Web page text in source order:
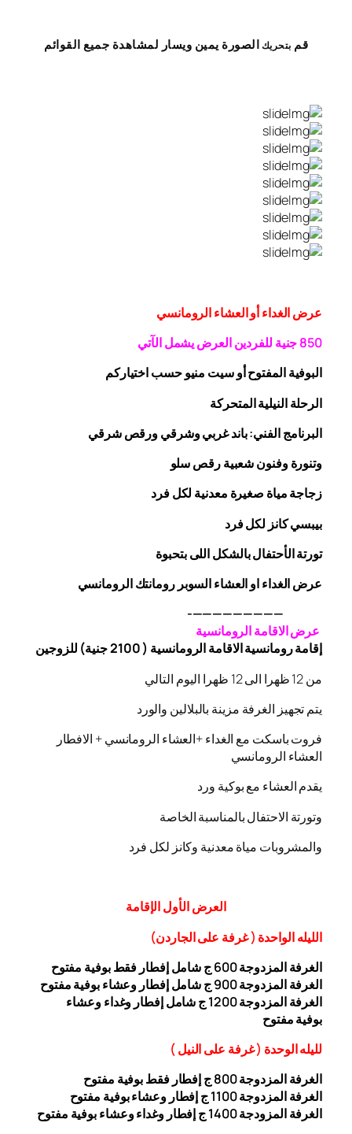
قم بتحريك الصورة يمين ويسار لمشاهدة جميع القوائم
عرض الغداء أو العشاء الرومانسي
850 جنية للفردينالعرض يشمل الآتي
البوفيةالمفتوحأو سيت منيو حسب اختياركم
الرحلةالنيلية المتحركة
البرنامج الفني: باند غربي وشرقيورقصشرقي
وتنورة وفنون شعبيةرقصسلو
زجاجةمياة صغيرة معدنية لكل فرد
بيبسي كانز لكل فرد
تورتة الأحتفال بالشكل اللى بتحبوة
عرض الغداء او العشاء السوبر رومانتك الرومانسي
—————————-
عرض الاقامة الرومانسية
إقامة رومانسية الاقامة الرومانسية ( 2100 جنية) للزوجين
من 12 ظهرا الى 12 ظهرا اليوم التالي
يتم تجهيز الغرفة مزينة بالبلالين والورد
فروت باسكت مع الغداء +العشاء الرومانسي + الافطار
العشاء الرومانسي
يقدم العشاء مع بوكية ورد
وتورتة الاحتفال بالمناسبة الخاصة
والمشروبات مياة معدنية وكانز لكل فرد
العرضالأولالإقامة
الليله الواحدة ( غرفة على الجاردن)
الغرفة المزدوجة
600 ج شامل إفطار فقط بوفية مفتوح
الغرفة المزدوجة 900 ج شامل إفطار وعشاء بوفية مفتوح
الغرفة المزدوجة 1200 ج شامل إفطار وغداء وعشاء
بوفيةمفتوح
لليله الوحدة (غرفة على النيل)
الغرفة المزدوجة
800
ج إفطار فقط بوفية مفتوح
الغرفة المزدوجة 1
100 ج إفطار وعشاء بوفية مفتوح
الغرفة المزودجة 1
400 ج إفطار وغداء وعشاء بوفية مفتوح